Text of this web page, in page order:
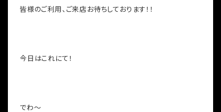
皆様のご利用、ご来店お待ちしております！！
今日はこれにて！
でわ～